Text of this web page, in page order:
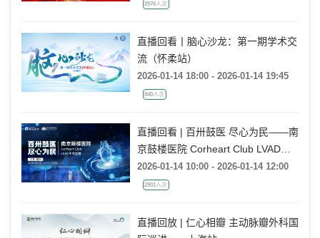
2976人次
直播回看丨脑心沙龙：第一期学术交
流（怀柔站）
2026-01-14 18:00 - 2026-01-14 19:45
840人次
直播回看 | 百卅鼓医 尽心为民——南
京鼓楼医院 Corheart Club LVAD手
术直播
2026-01-14 10:00 - 2026-01-14 12:00
2901人次
直播回放 | 仁心相瓣 主动脉瓣外科国